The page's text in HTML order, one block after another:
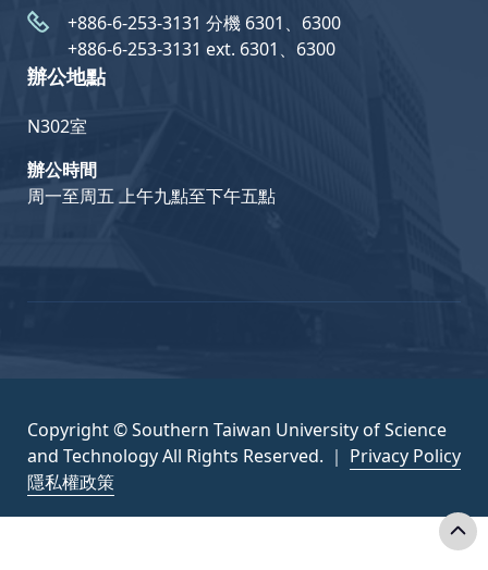
+886-6-253-3131 分機 6301、6300
+886-6-253-3131 ext. 6301、6300
辦公地點
N302室
辦公時間
周一至周五 上午九點至下午五點
Copyright © Southern Taiwan University of Science
and Technology All Rights Reserved. ｜ Privacy Policy
隱私權政策